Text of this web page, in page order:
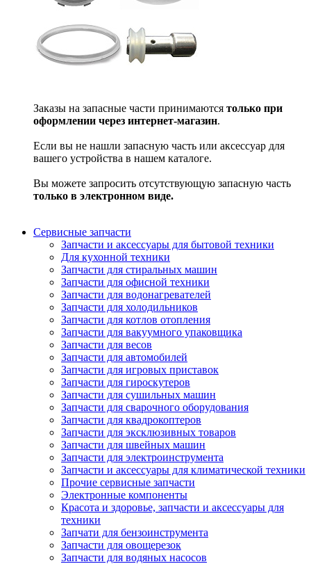
Заказы на запасные части принимаются только при
оформлении через интернет-магазин.
Если вы не нашли запасную часть или аксессуар для
вашего устройства в нашем каталоге.
Вы можете запросить отсутствующую запасную часть
только в электронном виде.
Сервисные запчасти
Запчасти и аксессуары для бытовой техники
Для кухонной техники
Запчасти для стиральных машин
Запчасти для офисной техники
Запчасти для водонагревателей
Запчасти для холодильников
Запчасти для котлов отопления
Запчасти для вакуумного упаковщика
Запчасти для весов
Запчасти для автомобилей
Запчасти для игровых приставок
Запчасти для гироскутеров
Запчасти для сушильных машин
Запчасти для сварочного оборудования
Запчасти для квадрокоптеров
Запчасти для эксклюзивных товаров
Запчасти для швейных машин
Запчасти для электроинструмента
Запчасти и аксессуары для климатической техники
Прочие сервисные запчасти
Электронные компоненты
Красота и здоровье, запчасти и аксессуары для
техники
Запчати для бензоинструмента
Запчасти для овощерезок
Запчасти для водяных насосов